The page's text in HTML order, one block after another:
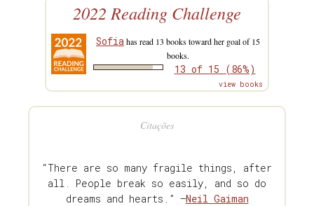
2022 Reading Challenge
Sofia has read 13 books toward her goal of 15
books.
13 of 15 (86%)
view books
Citações
“There are so many fragile things, after
all. People break so easily, and so do
dreams and hearts.” —Neil Gaiman